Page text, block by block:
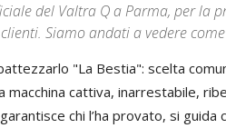
del Valtra Q a Parma, per la
Siamo andati a vedere
"La Bestia": scelta
macchina cattiva, inarrestabile,
chi l’ha provato, si